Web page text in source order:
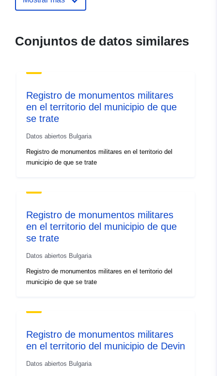
Conjuntos de datos similares
Registro de monumentos militares
en el territorio del municipio de que
se trate
Datos abiertos Bulgaria
Registro de monumentos militares en el territorio del
municipio de que se trate
Registro de monumentos militares
en el territorio del municipio de que
se trate
Datos abiertos Bulgaria
Registro de monumentos militares en el territorio del
municipio de que se trate
Registro de monumentos militares
en el territorio del municipio de Devin
Datos abiertos Bulgaria